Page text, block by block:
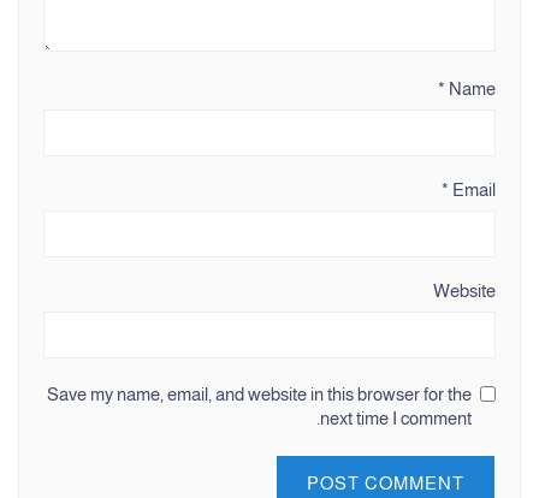
Name
*
Email
*
Website
Save my name, email, and website in this browser for the
next time I comment.